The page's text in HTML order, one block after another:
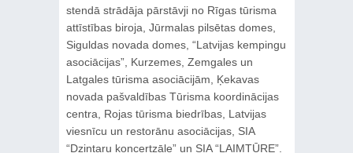
stendā strādāja pārstāvji no Rīgas tūrisma
attīstības biroja, Jūrmalas pilsētas domes,
Siguldas novada domes, “Latvijas kempingu
asociācijas”, Kurzemes, Zemgales un
Latgales tūrisma asociācijām, Ķekavas
novada pašvaldības Tūrisma koordinācijas
centra, Rojas tūrisma biedrības, Latvijas
viesnīcu un restorānu asociācijas, SIA
“Dzintaru koncertzāle” un SIA “LAIMTŪRE”.